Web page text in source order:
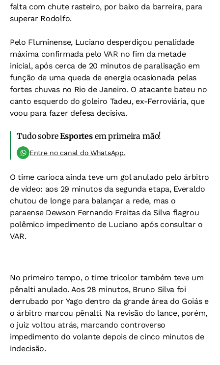
falta com chute rasteiro, por baixo da barreira, para
superar Rodolfo.
Pelo Fluminense, Luciano desperdiçou penalidade
máxima confirmada pelo VAR no fim da metade
inicial, após cerca de 20 minutos de paralisação em
função de uma queda de energia ocasionada pelas
fortes chuvas no Rio de Janeiro. O atacante bateu no
canto esquerdo do goleiro Tadeu, ex-Ferroviária, que
voou para fazer defesa decisiva.
Tudo sobreEsportesem primeira mão!
Entre no canal do WhatsApp.
O time carioca ainda teve um gol anulado pelo árbitro
de vídeo: aos 29 minutos da segunda etapa, Everaldo
chutou de longe para balançar a rede, mas o
paraense Dewson Fernando Freitas da Silva flagrou
polêmico impedimento de Luciano após consultar o
VAR.
No primeiro tempo, o time tricolor também teve um
pênalti anulado. Aos 28 minutos, Bruno Silva foi
derrubado por Yago dentro da grande área do Goiás e
o árbitro marcou pênalti. Na revisão do lance, porém,
o juiz voltou atrás, marcando controverso
impedimento do volante depois de cinco minutos de
indecisão.